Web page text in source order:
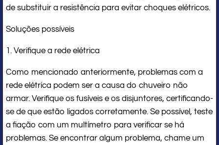
de substituir a resistência para evitar choques elétricos.
Soluções possíveis
1. Verifique a rede elétrica
Como mencionado anteriormente, problemas com a
rede elétrica podem ser a causa do chuveiro não
armar. Verifique os fusíveis e os disjuntores, certificando-
se de que estão ligados corretamente. Se possível, teste
a fiação com um multímetro para verificar se há
problemas. Se encontrar algum problema, chame um